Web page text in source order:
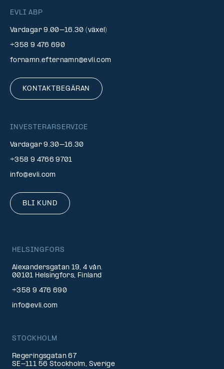
EVLI ABP
Vardagar 9.00–16.30 (växel)
+358 9 476 690
fornamn.efternamn@evli.com
KONTAKTBEGÄRAN
INVESTERARSERVICE
Vardagar 9.30–16.30
+358 9 4766 9701
info@evli.com
BLI KUND
HELSINGFORS
Alexandersgatan 19, 4 vån.
00101 Helsingfors, Finland
+358 9 476 690
info@evli.com
STOCKHOLM
Regeringsgatan 67
SE-111 56 Stockholm, Sverige